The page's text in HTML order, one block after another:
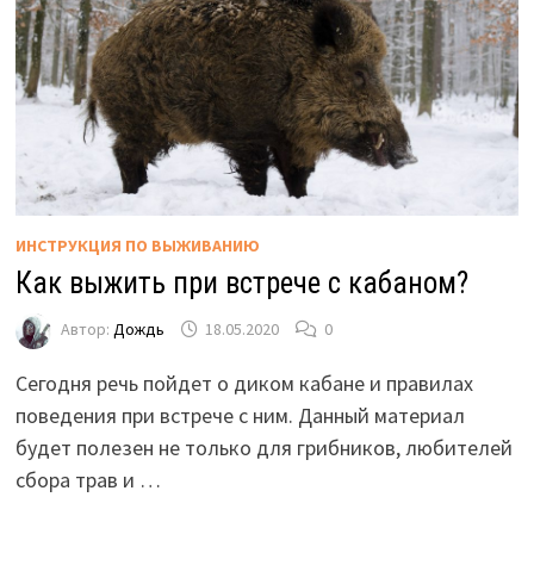
ИНСТРУКЦИЯ ПО ВЫЖИВАНИЮ
Как выжить при встрече с кабаном?
Автор: Дождь 18.05.2020 0
Сегодня речь пойдет о диком кабане и правилах
поведения при встрече с ним. Данный материал
будет полезен не только для грибников, любителей
сбора трав и …